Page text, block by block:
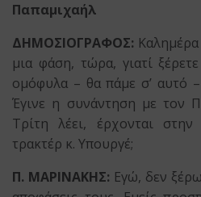
Παπαμιχαήλ
ΔΗΜΟΣΙΟΓΡΑΦΟΣ:
μια φάση, τώρα, γιατί
ομόφυλα – θα πάμε σ’ αυτό –
Έγινε η συνάντηση με τον
Τρίτη λέει, έρχονται
τρακτέρ κ. Υπουργέ;
Π. ΜΑΡΙΝΑΚΗΣ: Εγώ, δεν